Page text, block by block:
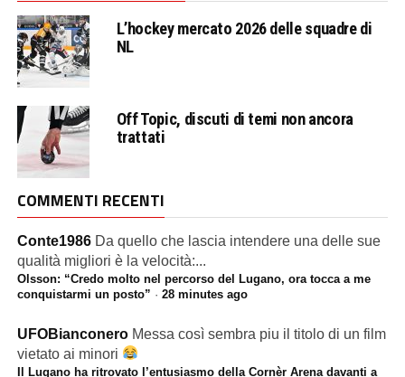
L’hockey mercato 2026 delle squadre di
NL
Off Topic, discuti di temi non ancora
trattati
COMMENTI RECENTI
Conte1986 Da quello che lascia intendere una delle sue
qualità migliori è la velocità:...
Olsson: “Credo molto nel percorso del Lugano, ora tocca a me
conquistarmi un posto” · 28 minutes ago
UFOBianconero Messa così sembra piu il titolo di un film
vietato ai minori
Il Lugano ha ritrovato l’entusiasmo della Cornèr Arena davanti a